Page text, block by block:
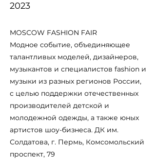
2023
MOSCOW FASHION FAIR
Модное событие, объединяющее
талантливых моделей, дизайнеров,
музыкантов и специалистов fashion и
музыки из разных регионов России,
с целью поддержки отечественных
производителей детской и
молодежной одежды, а также юных
артистов шоу-бизнеса. ДК им.
Солдатова, г. Пермь, Комсомольский
проспект, 79